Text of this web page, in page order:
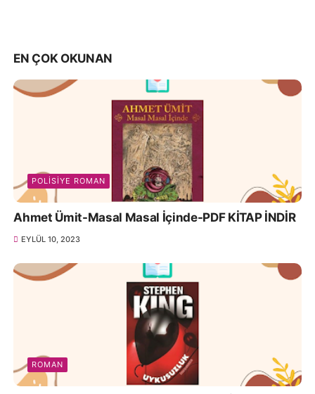
EN ÇOK OKUNAN
POLISIYE ROMAN
Ahmet Ümit-Masal Masal İçinde-PDF KİTAP İNDİR
EYLÜL 10, 2023
ROMAN